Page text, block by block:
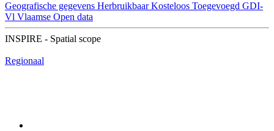
Geografische gegevens Herbruikbaar Kosteloos Toegevoegd GDI-
Vl Vlaamse Open data
INSPIRE - Spatial scope
Regionaal